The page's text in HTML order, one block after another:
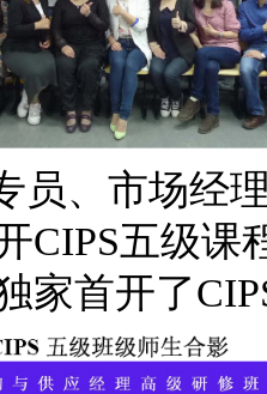
员、市场经
CIPS五级课
家首开了